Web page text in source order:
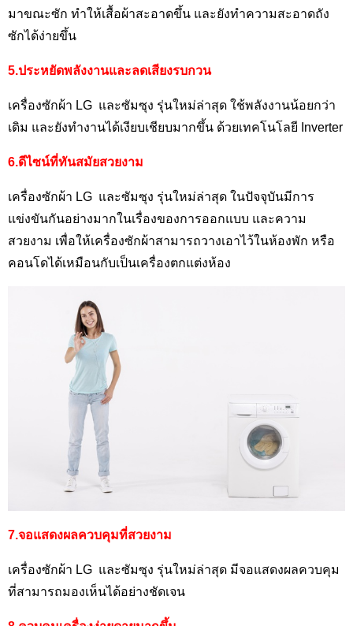
มาขณะซัก ทำให้เสื้อผ้าสะอาดขึ้น และยังทำความสะอาดถัง
ซักได้ง่ายขึ้น
5.ประหยัดพลังงานและลดเสียงรบกวน
เครื่องซักผ้า LG และซัมซุง รุ่นใหม่ล่าสุด ใช้พลังงานน้อยกว่า
เดิม และยังทำงานได้เงียบเชียบมากขึ้น ด้วยเทคโนโลยี Inverter
6.ดีไซน์ที่ทันสมัยสวยงาม
เครื่องซักผ้า LG และซัมซุง รุ่นใหม่ล่าสุด ในปัจจุบันมีการ
แข่งขันกันอย่างมากในเรื่องของการออกแบบ และความ
สวยงาม เพื่อให้เครื่องซักผ้าสามารถวางเอาไว้ในห้องพัก หรือ
คอนโดได้เหมือนกับเป็นเครื่องตกแต่งห้อง
7.จอแสดงผลควบคุมที่สวยงาม
เครื่องซักผ้า LG และซัมซุง รุ่นใหม่ล่าสุด มีจอแสดงผลควบคุม
ที่สามารถมองเห็นได้อย่างชัดเจน